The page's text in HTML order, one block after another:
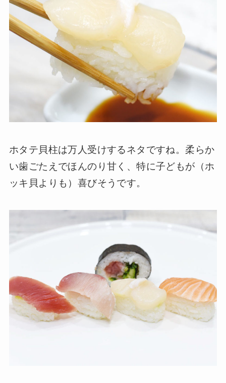
ホタテ貝柱は万人受けするネタですね。柔らか
い歯ごたえでほんのり甘く、特に子どもが（ホ
ッキ貝よりも）喜びそうです。